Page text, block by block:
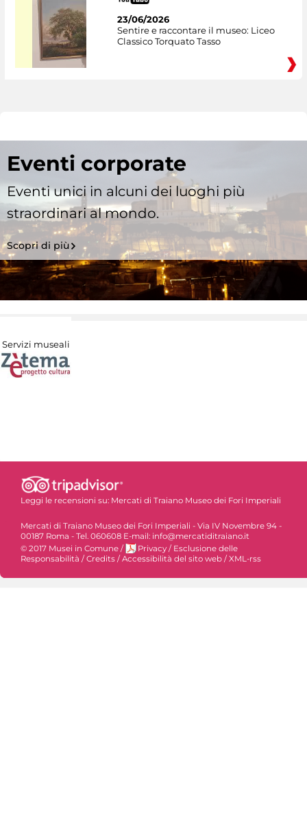
23/06/2026
Sentire e raccontare il museo: Liceo
Classico Torquato Tasso
Eventi corporate
Eventi unici in alcuni dei luoghi più
straordinari al mondo.
Scopri di più
Servizi museali
Leggi le recensioni su: Mercati di Traiano Museo dei Fori Imperiali
Mercati di Traiano Museo dei Fori Imperiali - Via IV Novembre 94 -
00187 Roma - Tel. 060608 E-mail: info@mercatiditraiano.it
© 2017 Musei in Comune / Privacy / Esclusione delle
Responsabilità / Credits / Accessibilità del sito web / XML-rss